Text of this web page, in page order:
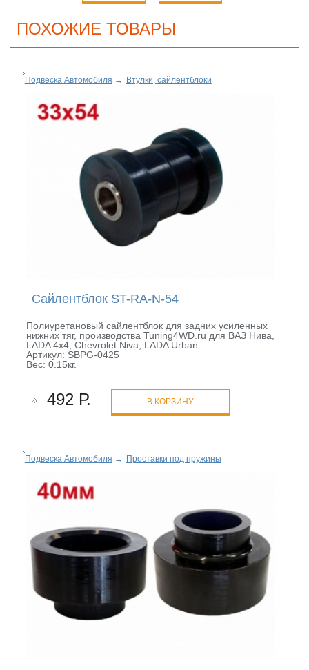
ПОХОЖИЕ ТОВАРЫ
Подвеска Автомобиля → Втулки, сайлентблоки
Сайлентблок ST-RA-N-54
Полиуретановый сайлентблок для задних усиленных
нижних тяг, производства Tuning4WD.ru для ВАЗ Нива,
LADA 4x4, Chevrolet Niva, LADA Urban.
Артикул: SBPG-0425
Вес: 0.15кг.
492 Р. В КОРЗИНУ
Подвеска Автомобиля → Проставки под пружины